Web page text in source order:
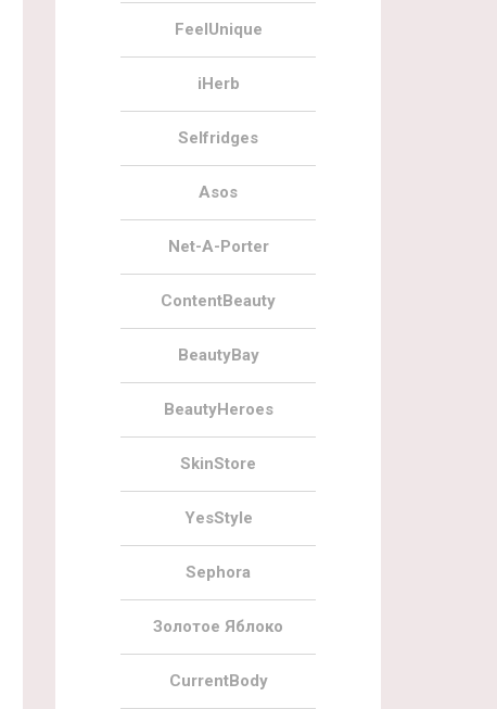
FeelUnique
iHerb
Selfridges
Asos
Net-A-Porter
ContentBeauty
BeautyBay
BeautyHeroes
SkinStore
YesStyle
Sephora
Золотое Яблоко
CurrentBody